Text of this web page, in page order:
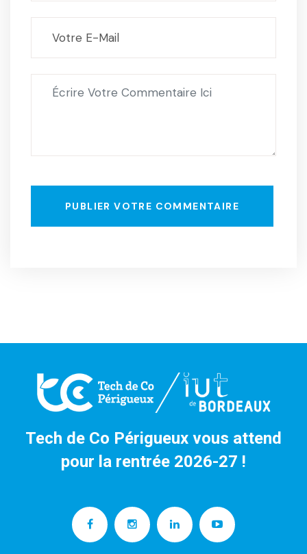
PUBLIER VOTRE COMMENTAIRE
Tech de Co Périgueux vous attend
pour la rentrée 2026-27 !